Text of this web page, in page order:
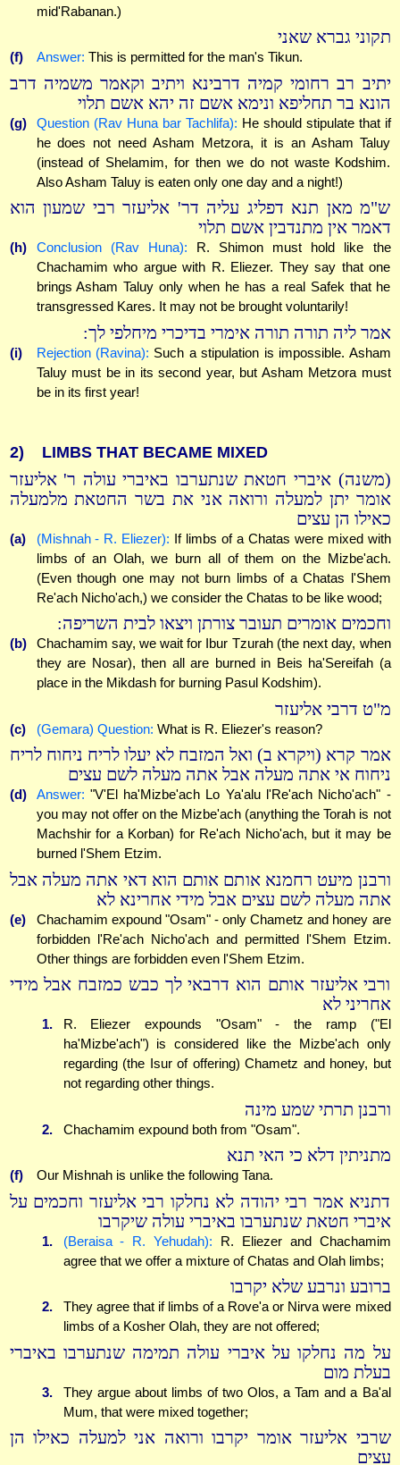
mid'Rabanan.)
תקוני גברא שאני
(f) Answer: This is permitted for the man's Tikun.
יתיב רב רחומי קמיה דרבינא ויתיב וקאמר משמיה דרב
הונא בר תחליפא ונימא אשם זה יהא אשם תלוי
(g) Question (Rav Huna bar Tachlifa): He should stipulate that if
he does not need Asham Metzora, it is an Asham Taluy
(instead of Shelamim, for then we do not waste Kodshim.
Also Asham Taluy is eaten only one day and a night!)
ש"מ מאן תנא דפליג עליה דר' אליעזר רבי שמעון הוא
דאמר אין מתנדבין אשם תלוי
(h) Conclusion (Rav Huna): R. Shimon must hold like the
Chachamim who argue with R. Eliezer. They say that one
brings Asham Taluy only when he has a real Safek that he
transgressed Kares. It may not be brought voluntarily!
אמר ליה תורה תורה אימרי בדיכרי מיחלפי לך:
(i) Rejection (Ravina): Such a stipulation is impossible. Asham
Taluy must be in its second year, but Asham Metzora must
be in its first year!
2) LIMBS THAT BECAME MIXED
(משנה) איברי חטאת שנתערבו באיברי עולה ר' אליעזר
אומר יתן למעלה ורואה אני את בשר החטאת מלמעלה
כאילו הן עצים
(a) (Mishnah - R. Eliezer): If limbs of a Chatas were mixed with
limbs of an Olah, we burn all of them on the Mizbe'ach.
(Even though one may not burn limbs of a Chatas l'Shem
Re'ach Nicho'ach,) we consider the Chatas to be like wood;
וחכמים אומרים תעובר צורתן ויצאו לבית השריפה:
(b)
Chachamim say, we wait for Ibur Tzurah (the next day, when
they are Nosar), then all are burned in Beis ha'Sereifah (a
place in the Mikdash for burning Pasul Kodshim).
מ"ט דרבי אליעזר
(c) (Gemara) Question: What is R. Eliezer's reason?
אמר קרא (ויקרא ב) ואל המזבח לא יעלו לריח ניחוח לריח
ניחוח אי אתה מעלה אבל אתה מעלה לשם עצים
(d) Answer: "V'El ha'Mizbe'ach Lo Ya'alu l'Re'ach Nicho'ach" -
you may not offer on the Mizbe'ach (anything the Torah is not
Machshir for a Korban) for Re'ach Nicho'ach, but it may be
burned l'Shem Etzim.
ורבנן מיעט רחמנא אותם אותם הוא דאי אתה מעלה אבל
אתה מעלה לשם עצים אבל מידי אחרינא לא
(e)
Chachamim expound "Osam" - only Chametz and honey are
forbidden l'Re'ach Nicho'ach and permitted l'Shem Etzim.
Other things are forbidden even l'Shem Etzim.
ורבי אליעזר אותם הוא דרבאי לך כבש כמזבח אבל מידי
אחריני לא
1.
R. Eliezer expounds "Osam" - the ramp ("El
ha'Mizbe'ach") is considered like the Mizbe'ach only
regarding (the Isur of offering) Chametz and honey, but
not regarding other things.
ורבנן תרתי שמע מינה
2. Chachamim expound both from "Osam".
מתניתין דלא כי האי תנא
(f) Our Mishnah is unlike the following Tana.
דתניא אמר רבי יהודה לא נחלקו רבי אליעזר וחכמים על
איברי חטאת שנתערבו באיברי עולה שיקרבו
1. (Beraisa - R. Yehudah): R. Eliezer and Chachamim
agree that we offer a mixture of Chatas and Olah limbs;
ברובע ונרבע שלא יקרבו
2.
They agree that if limbs of a Rove'a or Nirva were mixed
limbs of a Kosher Olah, they are not offered;
על מה נחלקו על איברי עולה תמימה שנתערבו באיברי
בעלת מום
3.
They argue about limbs of two Olos, a Tam and a Ba'al
Mum, that were mixed together;
שרבי אליעזר אומר יקרבו ורואה אני למעלה כאילו הן
עצים